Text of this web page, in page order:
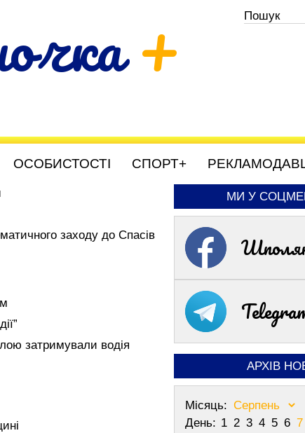
+
ОСОБИСТОСТІ СПОРТ+
заходу до Спасів
затримували водія
МИ У
АРХІВ
Місяць:
День: 1 2 3 4 5 6 7